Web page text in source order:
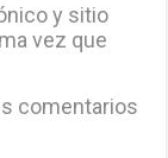
y sitio
vez que
comentarios